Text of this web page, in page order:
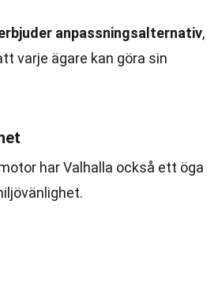
anpassningsalternativ,
varje ägare kan göra sin
har Valhalla också ett öga